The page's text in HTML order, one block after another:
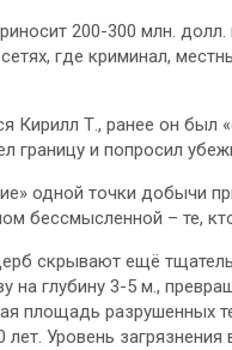
200-300 млн.
где криминал,
Кирилл Т., ранее он был
границу и попросил
одной точки добычи
бессмысленной – те,
скрывают ещё
на глубину 3-5 м.,
площадь разрушенных
Уровень